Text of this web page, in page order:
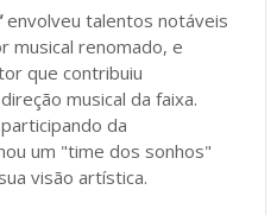
envolveu talentos notáveis
musical renomado, e
que contribuiu
musical da faixa.
da
um "time dos sonhos"
visão artística.